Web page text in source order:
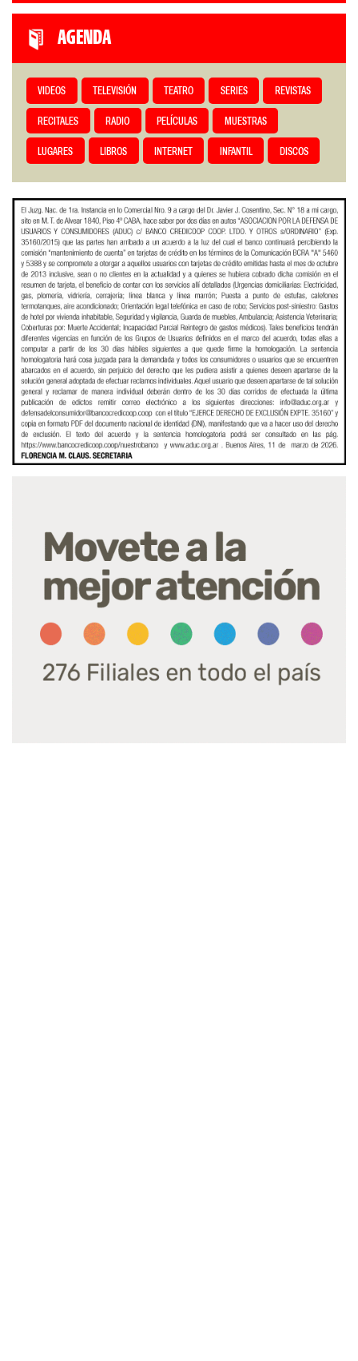
AGENDA
VIDEOS TELEVISIÓN TEATRO SERIES REVISTAS
RECITALES RADIO PELÍCULAS MUESTRAS
LUGARES LIBROS INTERNET INFANTIL DISCOS